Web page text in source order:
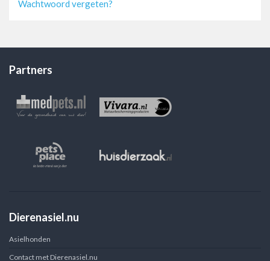
Wachtwoord vergeten?
Partners
Dierenasiel.nu
Asielhonden
Contact met Dierenasiel.nu